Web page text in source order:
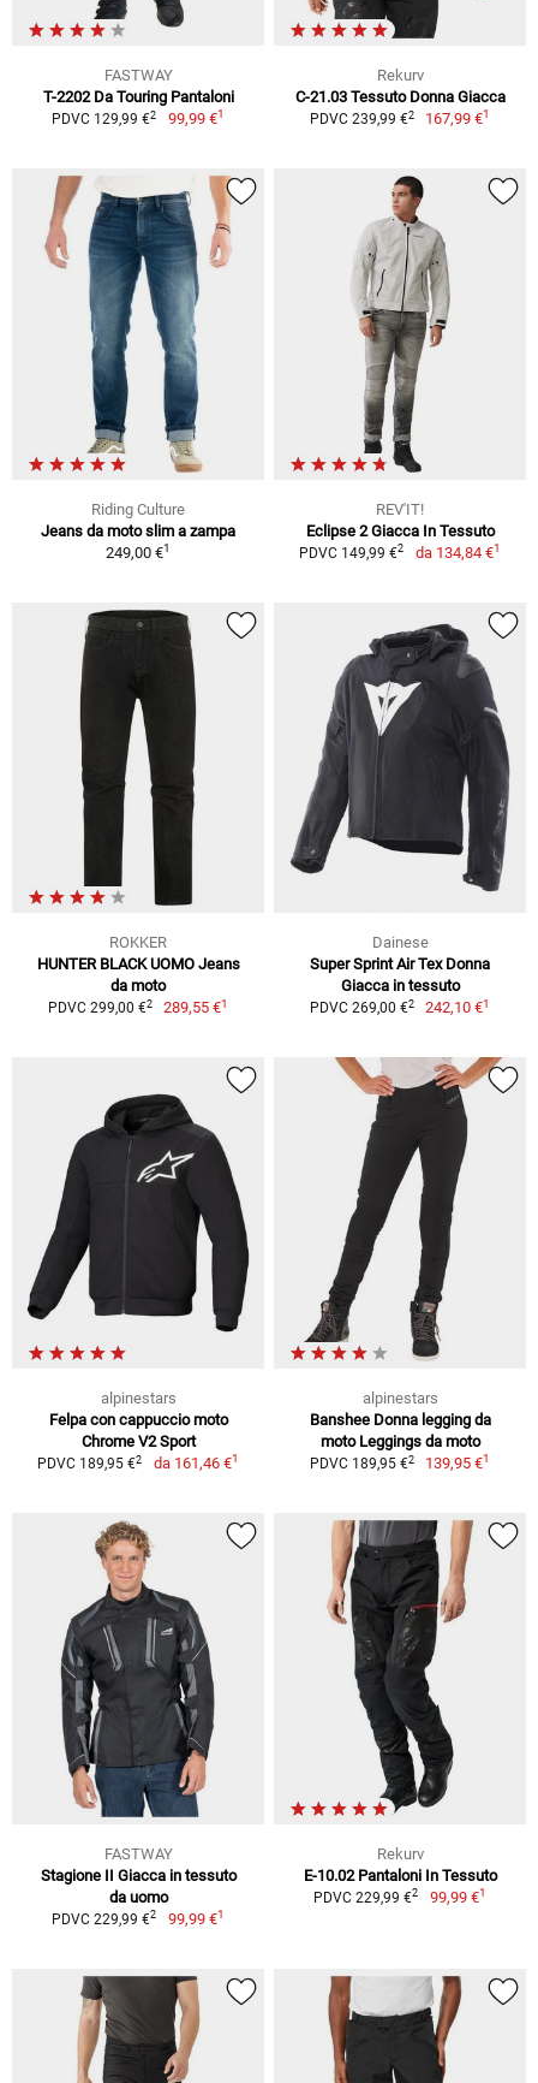
FASTWAY
T-2202 Da Touring Pantaloni
PDVC 129,99 €2 99,99 €1
Rekurv
C-21.03 Tessuto Donna Giacca
PDVC 239,99 €2 167,99 €1
Riding Culture
Jeans da moto slim a zampa
249,00 €1
REV'IT!
Eclipse 2 Giacca In Tessuto
PDVC 149,99 €2 da 134,84 €1
ROKKER
HUNTER BLACK UOMO Jeans
da moto
PDVC 299,00 €2 289,55 €1
Dainese
Super Sprint Air Tex Donna
Giacca in tessuto
PDVC 269,00 €2 242,10 €1
alpinestars
Felpa con cappuccio moto
Chrome V2 Sport
PDVC 189,95 €2 da 161,46 €1
alpinestars
Banshee Donna legging da
moto Leggings da moto
PDVC 189,95 €2 139,95 €1
FASTWAY
Stagione II Giacca in tessuto
da uomo
PDVC 229,99 €2 99,99 €1
Rekurv
E-10.02 Pantaloni In Tessuto
PDVC 229,99 €2 99,99 €1